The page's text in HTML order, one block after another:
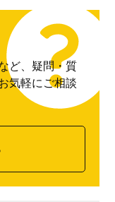
ど、疑問・質
気軽にご相談